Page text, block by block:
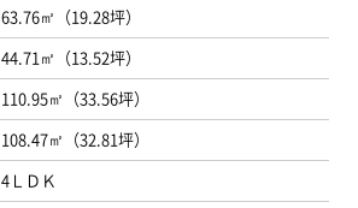
63.76㎡（19.28坪）
44.71㎡（13.52坪）
110.95㎡（33.56坪）
108.47㎡（32.81坪）
4ＬＤＫ